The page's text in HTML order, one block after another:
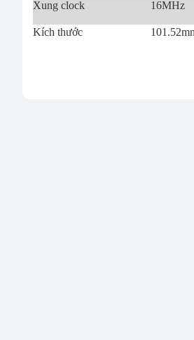
Xung clock 16MHz
Kích thước